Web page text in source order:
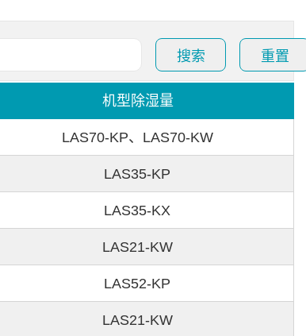
搜索 重置
机型除湿量
LAS70-KP、LAS70-KW
LAS35-KP
LAS35-KX
LAS21-KW
LAS52-KP
LAS21-KW